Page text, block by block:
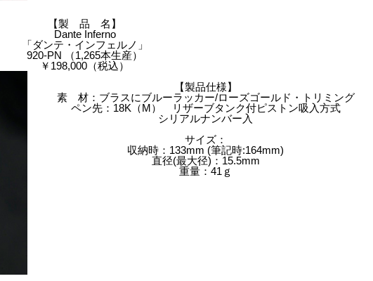
【製 品 名】
Dante Inferno
「ダンテ・インフェルノ」
920-PN （1,265本生産）
￥198,000（税込）
【製品仕様】
素 材：ブラスにブルーラッカー/ローズゴールド・トリミング
ペン先：18K（M） リザーブタンク付ピストン吸入方式
シリアルナンバー入
サイズ：
収納時：133mm (筆記時:164mm)
直径(最大径)：15.5mm
重量：41ｇ